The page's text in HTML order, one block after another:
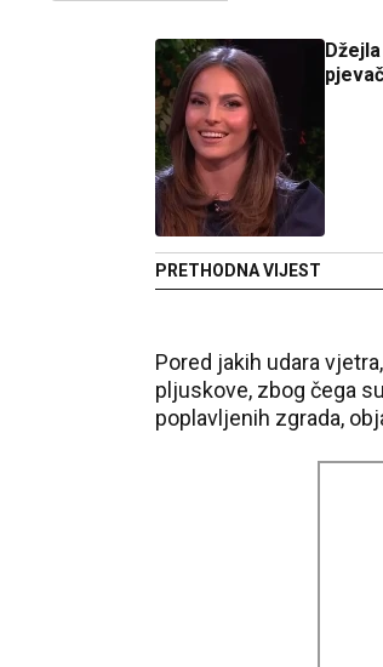
PRETHODNA VIJEST
Pored jakih udara
pljuskove, zbog čega
poplavljenih zgrada,